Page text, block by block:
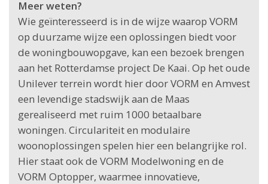
Meer weten?
Wie geïnteresseerd is in de wijze waarop VORM
op duurzame wijze een oplossingen biedt voor
de woningbouwopgave, kan een bezoek brengen
aan het Rotterdamse project De Kaai. Op het oude
Unilever terrein wordt hier door VORM en Amvest
een levendige stadswijk aan de Maas
gerealiseerd met ruim 1000 betaalbare
woningen. Circulariteit en modulaire
woonoplossingen spelen hier een belangrijke rol.
Hier staat ook de VORM Modelwoning en de
VORM Optopper, waarmee innovatieve,